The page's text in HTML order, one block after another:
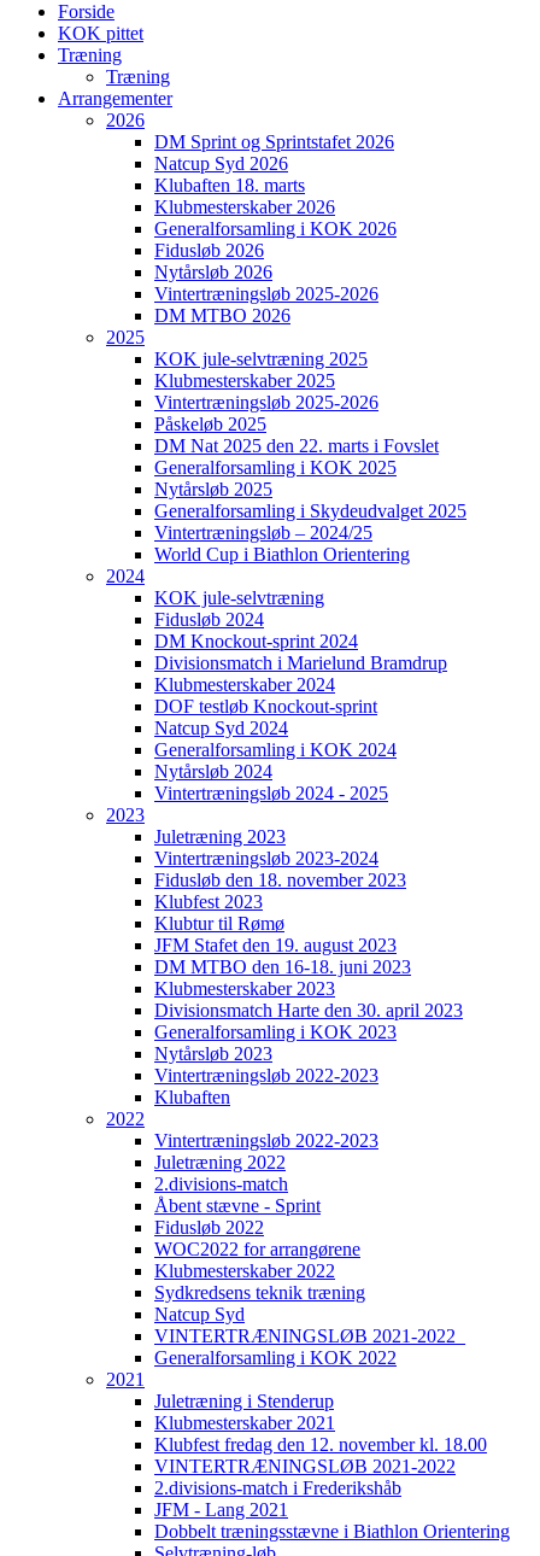
Forside
KOK pittet
Træning
Træning
Arrangementer
2026
DM Sprint og Sprintstafet 2026
Natcup Syd 2026
Klubaften 18. marts
Klubmesterskaber 2026
Generalforsamling i KOK 2026
Fidusløb 2026
Nytårsløb 2026
Vintertræningsløb 2025-2026
DM MTBO 2026
2025
KOK jule-selvtræning 2025
Klubmesterskaber 2025
Vintertræningsløb 2025-2026
Påskeløb 2025
DM Nat 2025 den 22. marts i Fovslet
Generalforsamling i KOK 2025
Nytårsløb 2025
Generalforsamling i Skydeudvalget 2025
Vintertræningsløb – 2024/25
World Cup i Biathlon Orientering
2024
KOK jule-selvtræning
Fidusløb 2024
DM Knockout-sprint 2024
Divisionsmatch i Marielund Bramdrup
Klubmesterskaber 2024
DOF testløb Knockout-sprint
Natcup Syd 2024
Generalforsamling i KOK 2024
Nytårsløb 2024
Vintertræningsløb 2024 - 2025
2023
Juletræning 2023
Vintertræningsløb 2023-2024
Fidusløb den 18. november 2023
Klubfest 2023
Klubtur til Rømø
JFM Stafet den 19. august 2023
DM MTBO den 16-18. juni 2023
Klubmesterskaber 2023
Divisionsmatch Harte den 30. april 2023
Generalforsamling i KOK 2023
Nytårsløb 2023
Vintertræningsløb 2022-2023
Klubaften
2022
Vintertræningsløb 2022-2023
Juletræning 2022
2.divisions-match
Åbent stævne - Sprint
Fidusløb 2022
WOC2022 for arrangørene
Klubmesterskaber 2022
Sydkredsens teknik træning
Natcup Syd
VINTERTRÆNINGSLØB 2021-2022_
Generalforsamling i KOK 2022
2021
Juletræning i Stenderup
Klubmesterskaber 2021
Klubfest fredag den 12. november kl. 18.00
VINTERTRÆNINGSLØB 2021-2022
2.divisions-match i Frederikshåb
JFM - Lang 2021
Dobbelt træningsstævne i Biathlon Orientering